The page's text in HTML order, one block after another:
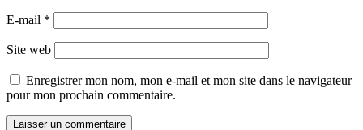
E-mail *
Site web
Enregistrer mon nom, mon e-mail et mon site dans le navigateur
pour mon prochain commentaire.